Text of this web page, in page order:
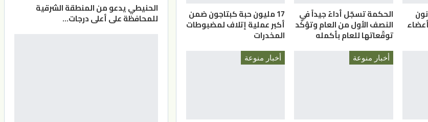
الحكمة تسجّل أداءً جيداً في
النصف الأول من العام وتؤكّد
توقّعاتها للعام بأكمله
17 مليون حبة كبتاجون ضمن
أكبر عملية إتلاف لمضبوطات
المخدرات
أخبار منوعة أخبار منوعة
الحنيطي يدعو من المنطقة الشرقية
للمحافظة على أعلى درجات…